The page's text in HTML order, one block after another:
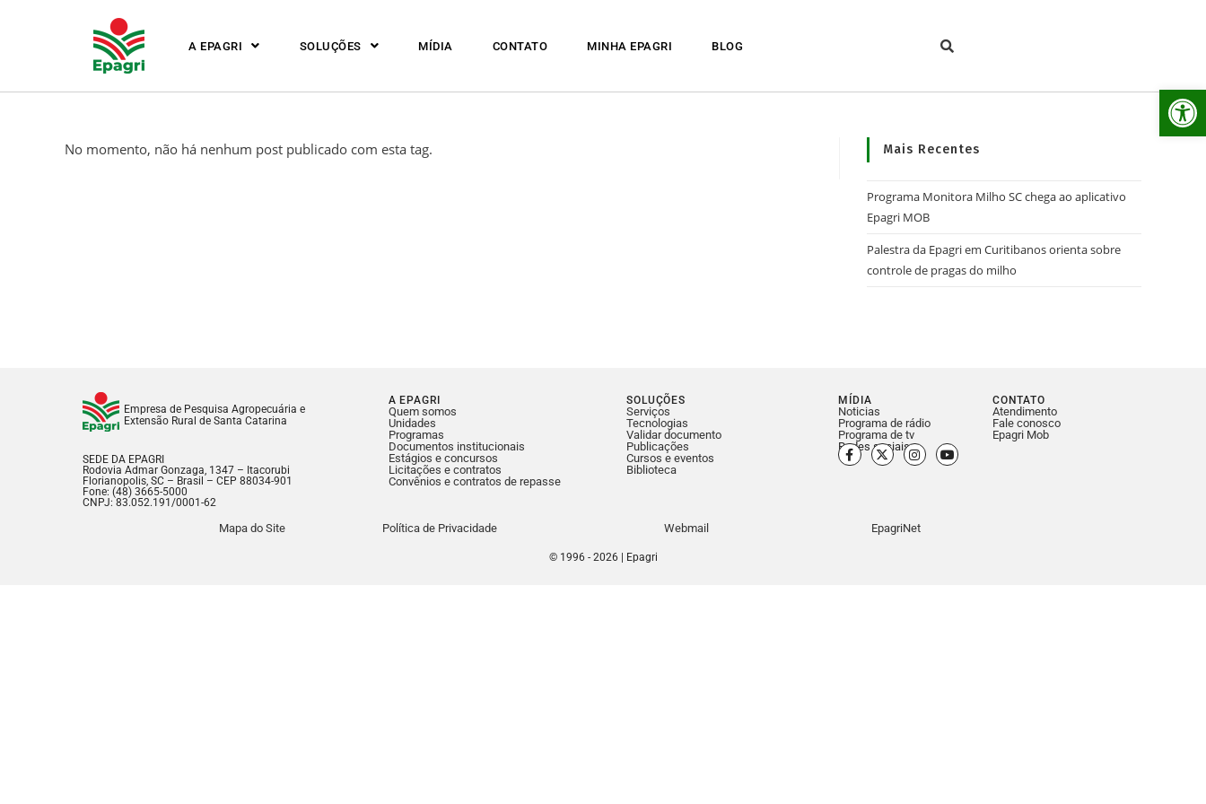
A EPAGRI SOLUÇÕES MÍDIA CONTATO MINHA EPAGRI BLOG
No momento, não há nenhum post publicado com esta tag. Mais Recentes
Programa Monitora Milho SC chega ao aplicativo
Epagri MOB
Palestra da Epagri em Curitibanos orienta sobre
controle de pragas do milho
Empresa de Pesquisa Agropecuária e
Extensão Rural de Santa Catarina
SEDE DA EPAGRI
Rodovia Admar Gonzaga, 1347 – Itacorubi
Florianopolis, SC – Brasil – CEP 88034-901
Fone: (48) 3665-5000
CNPJ: 83.052.191/0001-62
A EPAGRI
Quem somos
Unidades
Programas
Documentos institucionais
Estágios e concursos
Licitações e contratos
Convênios e contratos de repasse
SOLUÇÕES
Serviços
Tecnologias
Validar documento
Publicações
Cursos e eventos
Biblioteca
MÍDIA
Noticias
Programa de rádio
Programa de tv
Redes sociais
CONTATO
Atendimento
Fale conosco
Epagri Mob
Mapa do Site Política de Privacidade Webmail EpagriNet
© 1996 - 2026 | Epagri